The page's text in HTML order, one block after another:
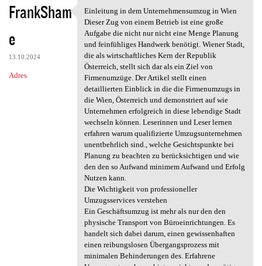
FrankSham
e
13.10.2024
Adres
Einleitung in dem
Einleitung in dem Unternehmensumzug in Wien
Dieser Zug von einem Betrieb ist eine große
Aufgabe die nicht nur nicht eine Menge Planung
und feinfühliges Handwerk benötigt. Wiener Stadt,
die als wirtschaftliches Kern der Republik
Österreich, stellt sich dar als ein Ziel von
Firmenumzüge. Der Artikel stellt einen
detaillierten Einblick in die die Firmenumzugs in
die Wien, Österreich und demonstriert auf wie
Unternehmen erfolgreich in diese lebendige Stadt
wechseln können. Leserinnen und Leser lernen
erfahren warum qualifizierte Umzugsunternehmen
unentbehrlich sind., welche Gesichtspunkte bei
Planung zu beachten zu berücksichtigen und wie
den den so Aufwand minimem Aufwand und Erfolg
Nutzen kann.
Die Wichtigkeit von professioneller
Umzugsservices verstehen
Ein Geschäftsumzug ist mehr als nur den den
physische Transport von Büroeinrichtungen. Es
handelt sich dabei darum, einen gewissenhaften
einen reibungslosen Übergangsprozess mit
minimalen Behinderungen des. Erfahrene